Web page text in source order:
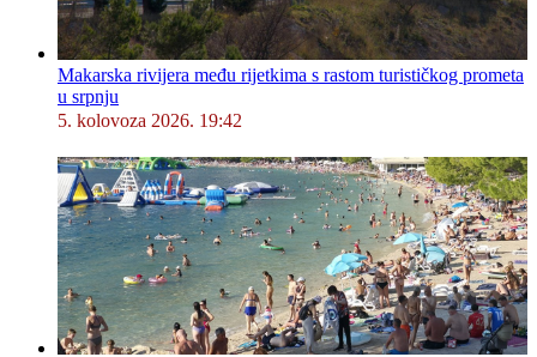
Makarska rivijera među rijetkima s rastom turističkog prometa
u srpnju
5. kolovoza 2026. 19:42